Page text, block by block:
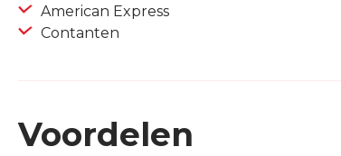
American Express
Contanten
Voordelen